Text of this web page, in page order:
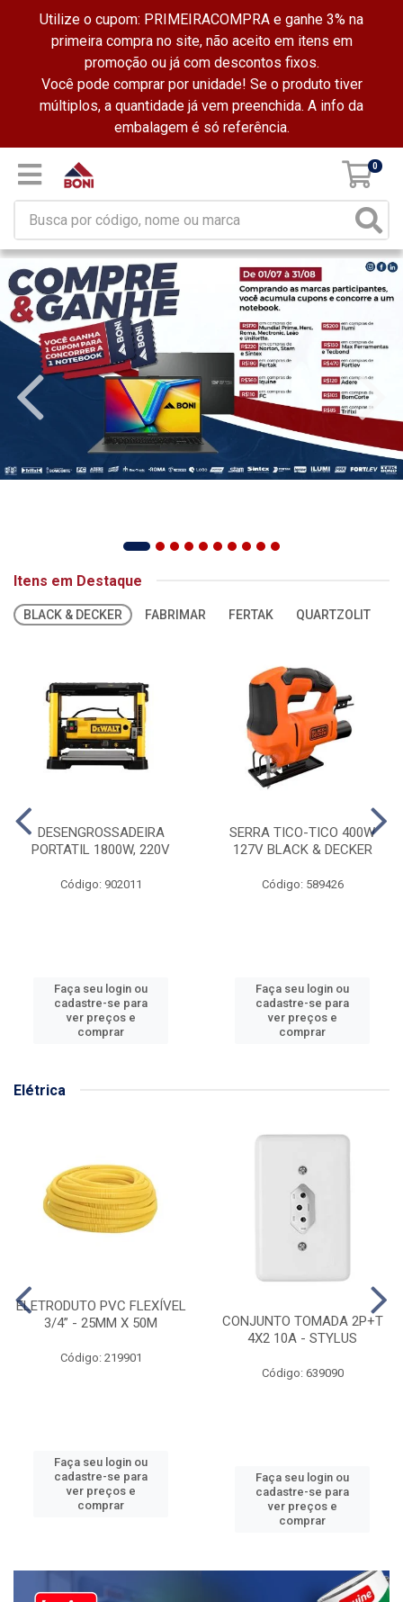
Utilize o cupom: PRIMEIRACOMPRA e ganhe 3% na
primeira compra no site, não aceito em itens em
promoção ou já com descontos fixos.
Você pode comprar por unidade! Se o produto tiver
múltiplos, a quantidade já vem preenchida. A info da
embalagem é só referência.
0
Itens em Destaque
BLACK & DECKER FABRIMAR FERTAK QUARTZOLIT
DESENGROSSADEIRA
PORTATIL 1800W, 220V
Código: 902011
Faça seu login ou
cadastre-se para
ver preços e
comprar
SERRA TICO-TICO 400W
127V BLACK & DECKER
Código: 589426
Faça seu login ou
cadastre-se para
ver preços e
comprar
Elétrica
ELETRODUTO PVC FLEXÍVEL
3/4” - 25MM X 50M
Código: 219901
Faça seu login ou
cadastre-se para
ver preços e
comprar
CONJUNTO TOMADA 2P+T
4X2 10A - STYLUS
Código: 639090
Faça seu login ou
cadastre-se para
ver preços e
comprar